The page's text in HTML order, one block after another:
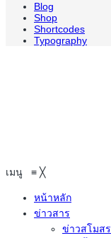
Blog
Shop
Shortcodes
Typography
เมนู ≡ ╳
หน้าหลัก
ข่าวสาร
ข่าวสโมสร